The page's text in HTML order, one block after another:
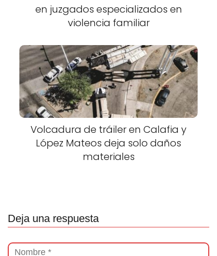
en juzgados especializados en
violencia familiar
Volcadura de tráiler en Calafia y
López Mateos deja solo daños
materiales
Deja una respuesta